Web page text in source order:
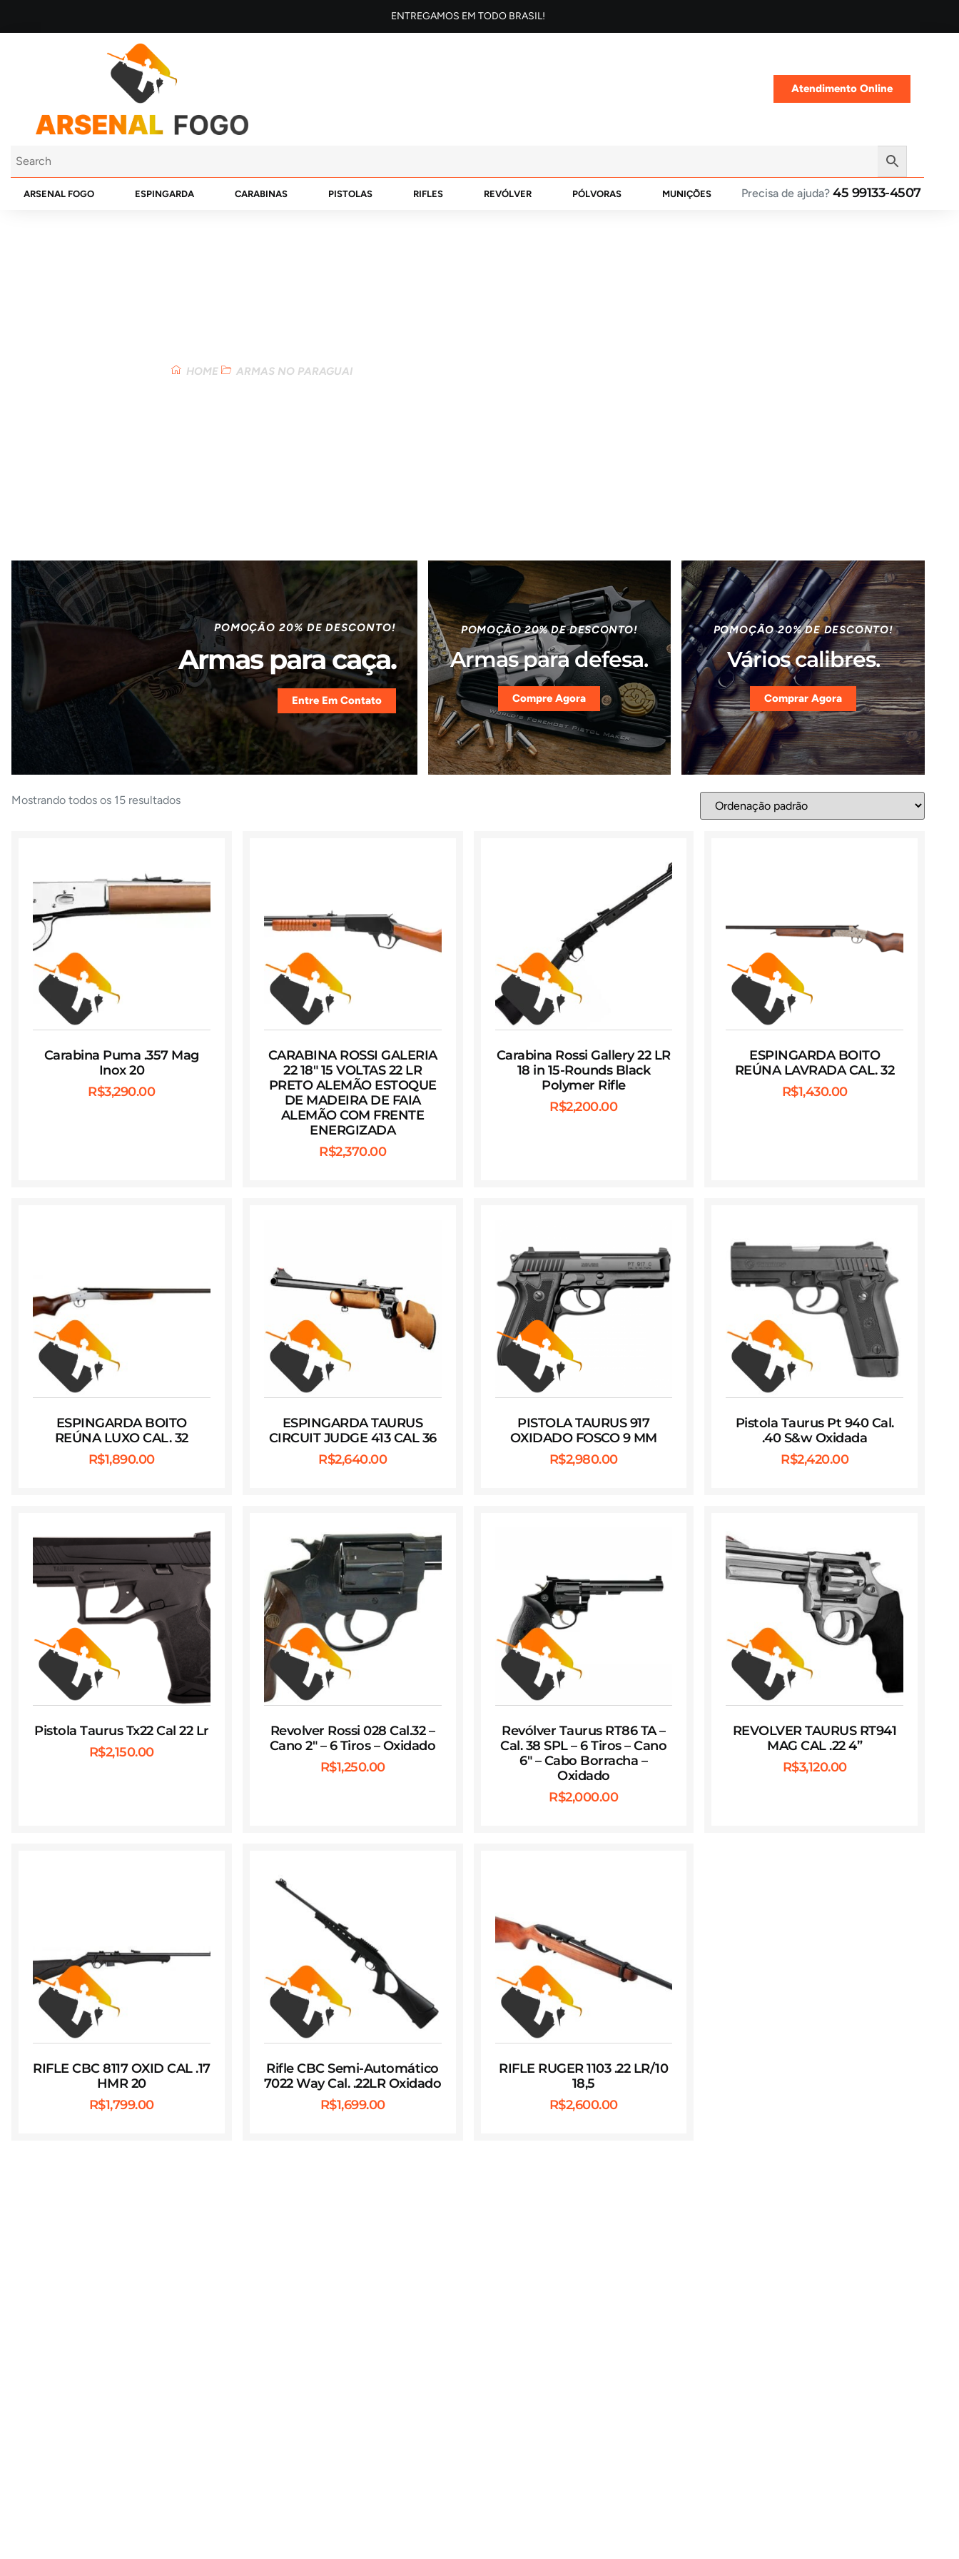
ENTREGAMOS EM TODO BRASIL!
Atendimento Online
ARSENAL FOGO ESPINGARDA CARABINAS PISTOLAS RIFLES REVÓLVER PÓLVORAS MUNIÇÕES Precisa de ajuda? 45 99133-4507
HOME ARMAS NO PARAGUAI
POMOÇÃO 20% DE DESCONTO!
Armas para caça.
Entre Em Contato
POMOÇÃO 20% DE DESCONTO!
Armas para defesa.
Compre Agora
POMOÇÃO 20% DE DESCONTO!
Vários calibres.
Comprar Agora
Mostrando todos os 15 resultados
Carabina Puma .357 Mag
Inox 20
R$3,290.00
CARABINA ROSSI GALERIA
22 18″ 15 VOLTAS 22 LR
PRETO ALEMÃO ESTOQUE
DE MADEIRA DE FAIA
ALEMÃO COM FRENTE
ENERGIZADA
R$2,370.00
Carabina Rossi Gallery 22 LR
18 in 15-Rounds Black
Polymer Rifle
R$2,200.00
ESPINGARDA BOITO
REÚNA LAVRADA CAL. 32
R$1,430.00
ESPINGARDA BOITO
REÚNA LUXO CAL. 32
R$1,890.00
ESPINGARDA TAURUS
CIRCUIT JUDGE 413 CAL 36
R$2,640.00
PISTOLA TAURUS 917
OXIDADO FOSCO 9 MM
R$2,980.00
Pistola Taurus Pt 940 Cal.
.40 S&w Oxidada
R$2,420.00
Pistola Taurus Tx22 Cal 22 Lr
R$2,150.00
Revolver Rossi 028 Cal.32 –
Cano 2″ – 6 Tiros – Oxidado
R$1,250.00
Revólver Taurus RT86 TA –
Cal. 38 SPL – 6 Tiros – Cano
6″ – Cabo Borracha –
Oxidado
R$2,000.00
REVOLVER TAURUS RT941
MAG CAL .22 4”
R$3,120.00
RIFLE CBC 8117 OXID CAL .17
HMR 20
R$1,799.00
Rifle CBC Semi-Automático
7022 Way Cal. .22LR Oxidado
R$1,699.00
RIFLE RUGER 1103 .22 LR/10
18,5
R$2,600.00